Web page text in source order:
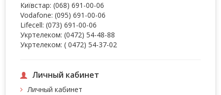
Київстар: (068) 691-00-06
Vodafone: (095) 691-00-06
Lifecell: (073) 691-00-06
Укртелеком: (0472) 54-48-88
Укртелеком: ( 0472) 54-37-02
Личный кабинет
Личный кабинет